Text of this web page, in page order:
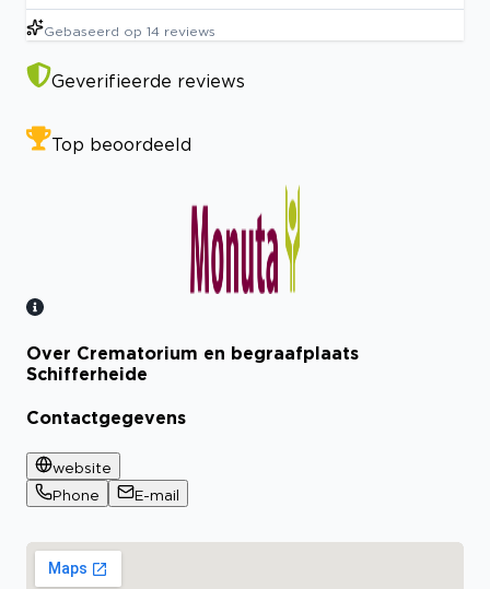
Gebaseerd op 14 reviews
Geverifieerde reviews
Top beoordeeld
Bekijk certificaat
Over Crematorium en begraafplaats
Schifferheide
Contactgegevens
website
Phone
E-mail